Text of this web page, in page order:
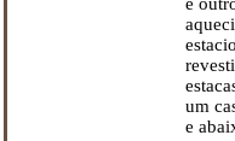
um
e